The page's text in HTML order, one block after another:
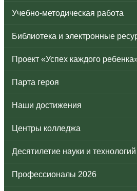
Учебно-методическая работа
Библиотека и электронные
Проект «Успех каждого
Парта героя
Наши достижения
Центры колледжа
Десятилетие науки и технологий
Профессионалы 2026